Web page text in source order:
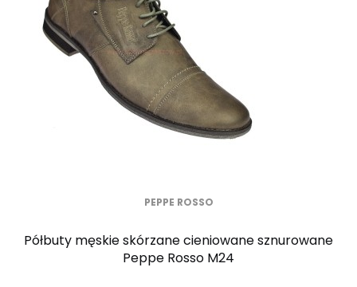
PEPPE ROSSO
Półbuty męskie skórzane cieniowane sznurowane
Peppe Rosso M24